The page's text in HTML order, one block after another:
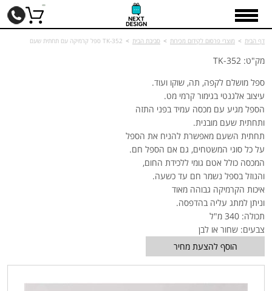
דף הבית > מוצרי פרסום לקידום מכירות > סביבת הבית > TK-352 ספל קרמיקה עם תחתית שעם
מק"ט: TK-352
ספל מושלם לקפה, תה, שוקו ועוד.
עיצוב אלגנטי בגימור קרמי מט.
הספל מגיע עם מכסה עמיד בפני התזה
ותחתית שעם מובנית.
תחתית השעם מאפשרת להניח את הספל
על כל סוגי המשטחים, גם אם הספל חם.
המכסה כולל אטם גומי ללכידת החום,
והנוזל בספל נשמר חם עד כשעה.
איכות הקרמיקה גבוהה מאוד
וניתן למתג עליה בהדפסה.
תכולה: 340 מ"ל
צבעים: שחור או לבן
הוסף להצעת מחיר